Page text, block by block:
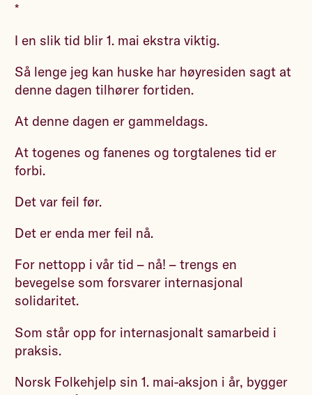
*
I en slik tid blir 1. mai ekstra viktig.
Så lenge jeg kan huske har høyresiden sagt at
denne dagen tilhører fortiden.
At denne dagen er gammeldags.
At togenes og fanenes og torgtalenes tid er
forbi.
Det var feil før.
Det er enda mer feil nå.
For nettopp i vår tid – nå! – trengs en
bevegelse som forsvarer internasjonal
solidaritet.
Som står opp for internasjonalt samarbeid i
praksis.
Norsk Folkehjelp sin 1. mai-aksjon i år, bygger